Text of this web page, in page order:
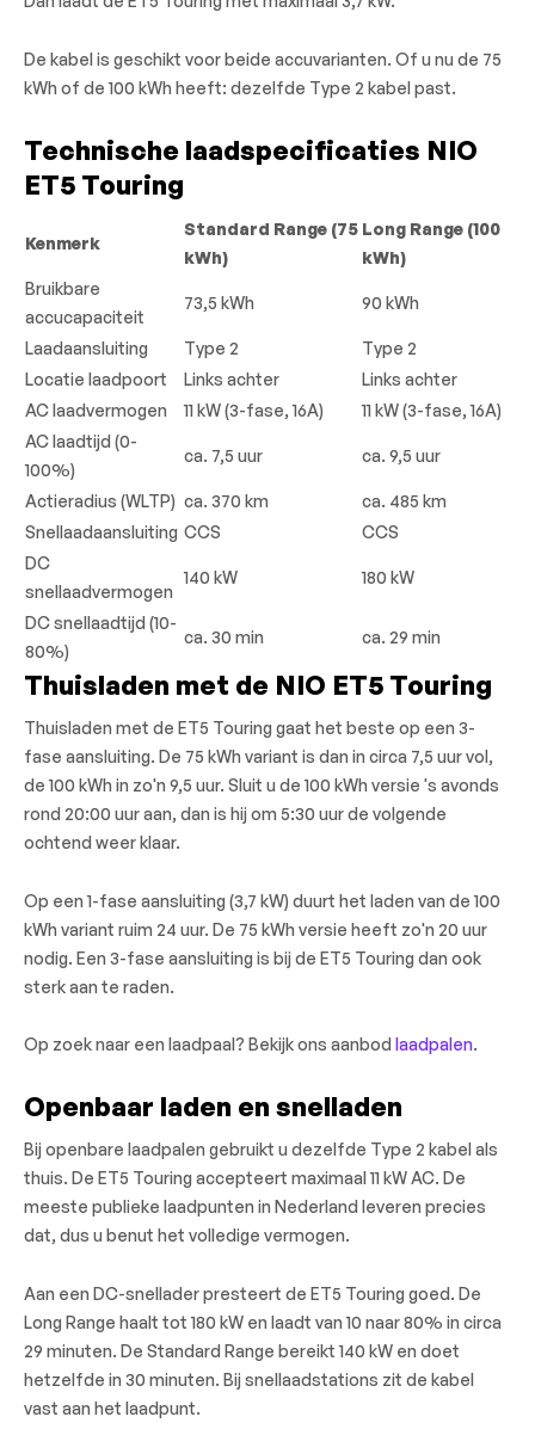
De kabel is geschikt voor beide accuvarianten. Of u nu de 75
kWh of de 100 kWh heeft: dezelfde Type 2 kabel past.
Technische laadspecificaties NIO
ET5 Touring
Kenmerk
Standard Range (75
kWh)
Long Range (100
kWh)
Bruikbare
accucapaciteit
73,5 kWh 90 kWh
Laadaansluiting Type 2
Type 2
Locatie laadpoort
Links achter
Links achter
AC laadvermogen
11 kW (3-fase, 16A)
11 kW (3-fase, 16A)
AC laadtijd (0-
100%)
ca. 7,5 uur ca. 9,5 uur
Actieradius (WLTP) ca. 370 km
ca. 485 km
Snellaadaansluiting CCS
CCS
DC
snellaadvermogen
140 kW 180 kW
DC snellaadtijd (10-
80%)
ca. 30 min ca. 29 min
Thuisladen met de NIO ET5 Touring
Thuisladen met de ET5 Touring gaat het beste op een 3-
fase aansluiting. De 75 kWh variant is dan in circa 7,5 uur vol,
de 100 kWh in zo'n 9,5 uur. Sluit u de 100 kWh versie 's avonds
rond 20:00 uur aan, dan is hij om 5:30 uur de volgende
ochtend weer klaar.
Op een 1-fase aansluiting (3,7 kW) duurt het laden van de 100
kWh variant ruim 24 uur. De 75 kWh versie heeft zo'n 20 uur
nodig. Een 3-fase aansluiting is bij de ET5 Touring dan ook
sterk aan te raden.
Op zoek naar een laadpaal? Bekijk ons aanbod laadpalen.
Openbaar laden en snelladen
Bij openbare laadpalen gebruikt u dezelfde Type 2 kabel als
thuis. De ET5 Touring accepteert maximaal 11 kW AC. De
meeste publieke laadpunten in Nederland leveren precies
dat, dus u benut het volledige vermogen.
Aan een DC-snellader presteert de ET5 Touring goed. De
Long Range haalt tot 180 kW en laadt van 10 naar 80% in circa
29 minuten. De Standard Range bereikt 140 kW en doet
hetzelfde in 30 minuten. Bij snellaadstations zit de kabel
vast aan het laadpunt.